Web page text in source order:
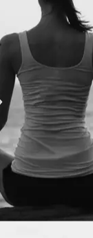
"A
escola
As
uma